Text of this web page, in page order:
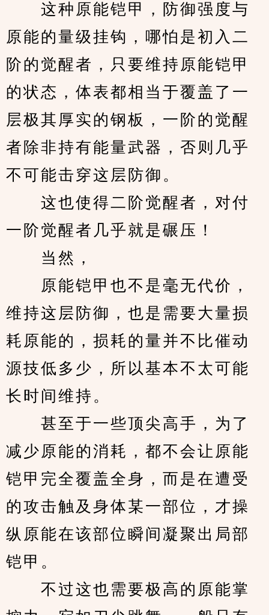
这种原能铠甲，防御强度与
原能的量级挂钩，哪怕是初入二
阶的觉醒者，只要维持原能铠甲
的状态，体表都相当于覆盖了一
层极其厚实的钢板，一阶的觉醒
者除非持有能量武器，否则几乎
不可能击穿这层防御。
这也使得二阶觉醒者，对付
一阶觉醒者几乎就是碾压！
当然，
原能铠甲也不是毫无代价，
维持这层防御，也是需要大量损
耗原能的，损耗的量并不比催动
源技低多少，所以基本不太可能
长时间维持。
甚至于一些顶尖高手，为了
减少原能的消耗，都不会让原能
铠甲完全覆盖全身，而是在遭受
的攻击触及身体某一部位，才操
纵原能在该部位瞬间凝聚出局部
铠甲。
不过这也需要极高的原能掌